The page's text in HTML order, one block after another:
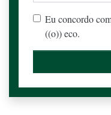
Eu concordo
((o)) eco.